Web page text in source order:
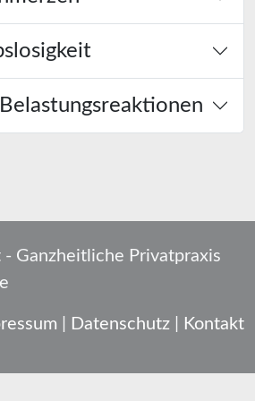
Ganzheitliche Privatpraxis
Datenschutz Kontakt